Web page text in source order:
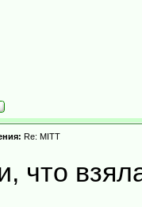
Re: MITT
что